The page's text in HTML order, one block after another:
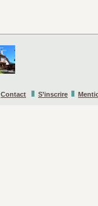
Contact S’inscrire